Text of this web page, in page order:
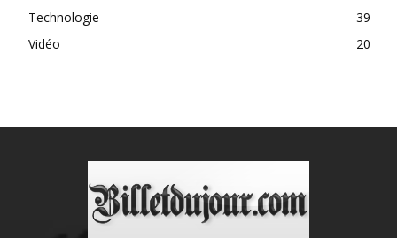
Technologie
39
Vidéo
20